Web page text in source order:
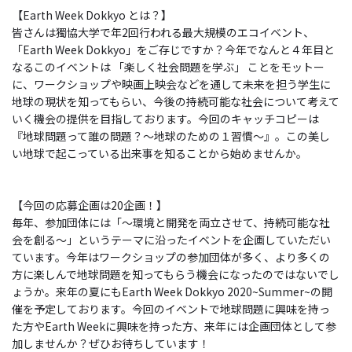
【Earth Week Dokkyo とは？】
皆さんは獨協大学で年2回行われる最大規模のエコイベント、
「Earth Week Dokkyo」をご存じですか？今年でなんと４年目と
なるこのイベントは 「楽しく社会問題を学ぶ」 ことをモットー
に、ワークショップや映画上映会などを通して未来を担う学生に
地球の現状を知ってもらい、今後の持続可能な社会について考えて
いく機会の提供を目指しております。今回のキャッチコピーは
『地球問題って誰の問題？～地球のための１習慣～』。この美し
い地球で起こっている出来事を知ることから始めませんか。
【今回の応募企画は20企画！】
毎年、参加団体には「～環境と開発を両立させて、持続可能な社
会を創る～」というテーマに沿ったイベントを企画していただい
ています。今年はワークショップの参加団体が多く、より多くの
方に楽しんで地球問題を知ってもらう機会になったのではないでし
ょうか。来年の夏にもEarth Week Dokkyo 2020~Summer~の開
催を予定しております。今回のイベントで地球問題に興味を持っ
た方やEarth Weekに興味を持った方、来年には企画団体として参
加しませんか？ぜひお待ちしています！